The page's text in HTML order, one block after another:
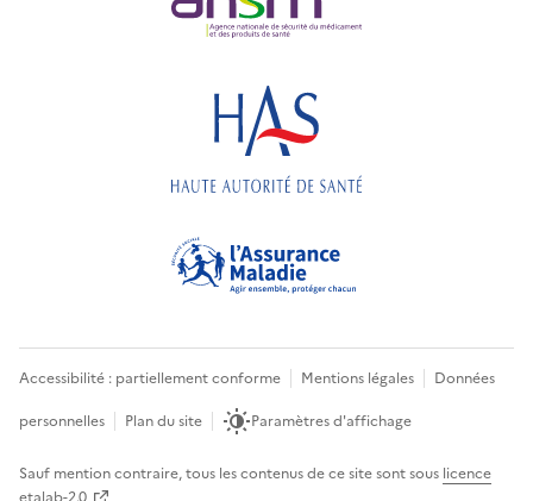
Accessibilité : partiellement conforme Mentions légales
Données
personnelles
Plan du site Paramètres d'affichage
Sauf mention contraire, tous les contenus de ce site sont sous licence